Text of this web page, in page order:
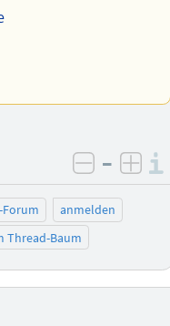
negativ
–
Forum
anmelden
Thread-Baum